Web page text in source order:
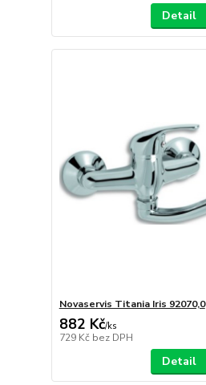
Detail
Novaservis Titania Iris 92070,0
882 Kč/ks
729 Kč bez DPH
Detail